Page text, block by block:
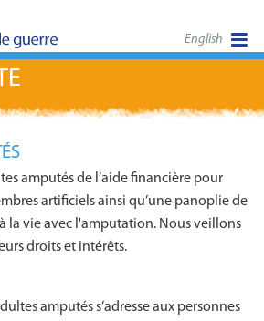
English
amputés de l’aide financière pour
artificiels ainsi qu’une panoplie de
la vie avec l'amputation. Nous veillons
droits et intérêts.
amputés s’adresse aux personnes